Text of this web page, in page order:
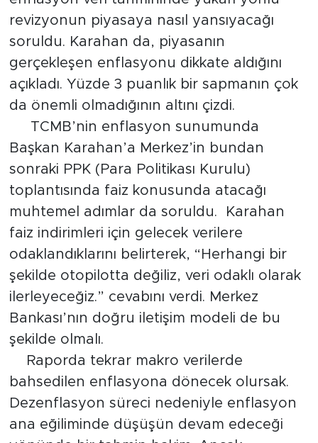
revizyonun piyasaya nasıl yansıyacağı
soruldu. Karahan da, piyasanın
gerçekleşen enflasyonu dikkate aldığını
açıkladı. Yüzde 3 puanlık bir sapmanın çok
da önemli olmadığının altını çizdi.
TCMB’nin enflasyon sunumunda
Başkan Karahan’a Merkez’in bundan
sonraki PPK (Para Politikası Kurulu)
toplantısında faiz konusunda atacağı
muhtemel adımlar da soruldu. Karahan
faiz indirimleri için gelecek verilere
odaklandıklarını belirterek, “Herhangi bir
şekilde otopilotta değiliz, veri odaklı olarak
ilerleyeceğiz.” cevabını verdi. Merkez
Bankası’nın doğru iletişim modeli de bu
şekilde olmalı.
Raporda tekrar makro verilerde
bahsedilen enflasyona dönecek olursak.
Dezenflasyon süreci nedeniyle enflasyon
ana eğiliminde düşüşün devam edeceği